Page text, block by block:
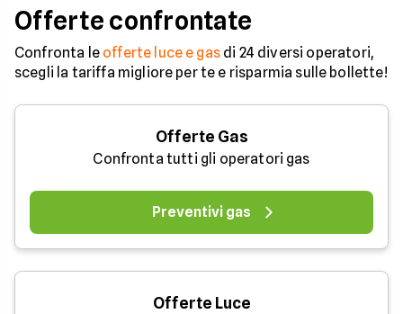
Offerte confrontate
Confronta le offerte luce e gasdi 24 diversi operatori,
scegli la tariffa migliore per te e risparmia sulle bollette!
Offerte Gas
Confronta tutti gli operatori gas
Preventivi gas
Offerte Luce